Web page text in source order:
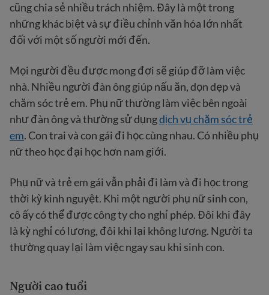
cũng chia sẻ nhiều trách nhiệm. Đây là một trong
những khác biệt và sự điều chỉnh văn hóa lớn nhất
đối với một số người mới đến.
Mọi người đều được mong đợi sẽ giúp đỡ làm việc
nhà. Nhiều người đàn ông giúp nấu ăn, dọn dẹp và
chăm sóc trẻ em. Phụ nữ thường làm việc bên ngoài
như đàn ông và thường sử dụngdịch vụ chăm sóc trẻ
em. Con trai và con gái đi học cùng nhau. Có nhiều phụ
nữ theo học đại học hơn nam giới.
Phụ nữ và trẻ em gái vẫn phải đi làm và đi học trong
thời kỳ kinh nguyệt. Khi một người phụ nữ sinh con,
cô ấy có thể được công ty cho nghỉ phép. Đôi khi đây
là kỳ nghỉ có lương, đôi khi lại không lương. Người ta
thường quay lại làm việc ngay sau khi sinh con.
Người cao tuổi